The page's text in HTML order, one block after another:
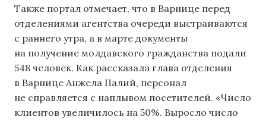
Также портал отмечает, что в Варнице перед
отделениями агентства очереди выстраиваются
с раннего утра, а в марте документы
на получение молдавского гражданства подали
548 человек. Как рассказала глава отделения
в Варнице Анжела Палий, персонал
не справляется с наплывом посетителей. «Число
клиентов увеличилось на 50%. Выросло число